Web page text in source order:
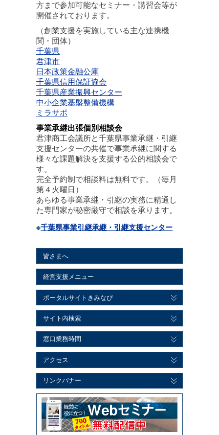
方まで参加可能なセミナー・講習会等が
開催されております。
（創業支援を実施している主な連携機
関・団体）
千葉県
君津市
日本政策金融公庫
千葉県信用保証協会
千葉県産業振興センター
中小企業基盤整備機構
ミラサポ
事業承継出張個別相談会
君津商工会議所と千葉県事業承継・引継
支援センターの共催で事業承継に関する
様々な課題解決を支援する公的相談会で
す。
完全予約制で相談料は無料です。（毎月
第４火曜日）
あらゆる事業承継・引継の実務に精通し
た専門家が秘密厳守で相談を承ります。
※千葉県事業引継承継・引継支援センター
皆さまへ
経営支援メニュー
ポータルサイトきみなび
サイト内検索
窓口業務時間
アクセス
リンクバナー